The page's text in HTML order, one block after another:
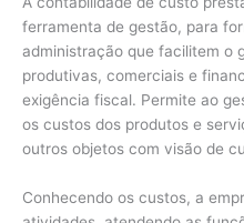
ferramenta de gestão, para
administração que facilitem o
produtivas, comerciais e
exigência fiscal. Permite ao
os custos dos produtos e
outros objetos com visão de
Conhecendo os custos, a